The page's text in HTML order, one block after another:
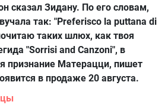
сказал Зидану. По его словам,
так: "Preferisco la puttana di
таких шлюх, как твоя
"Sorrisi and Canzoni", в
признание Матерацци, пишет
в продаже 20 августа.